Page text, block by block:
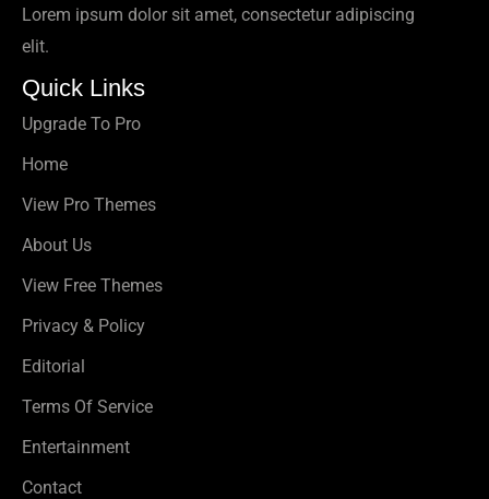
Lorem ipsum dolor sit amet, consectetur adipiscing
elit.
Quick Links
Upgrade To Pro
Home
View Pro Themes
About Us
View Free Themes
Privacy & Policy
Editorial
Terms Of Service
Entertainment
Contact